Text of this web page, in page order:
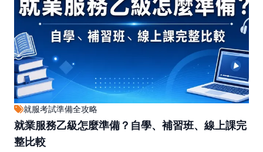
就服考試準備全攻略
就業服務乙級怎麼準備？自學、補習班、線上課完
整比較